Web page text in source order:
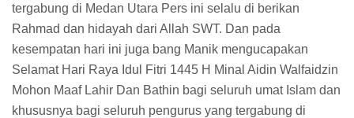
tergabung di Medan Utara Pers ini selalu di berikan
Rahmad dan hidayah dari Allah SWT. Dan pada
kesempatan hari ini juga bang Manik mengucapakan
Selamat Hari Raya Idul Fitri 1445 H Minal Aidin Walfaidzin
Mohon Maaf Lahir Dan Bathin bagi seluruh umat Islam dan
khususnya bagi seluruh pengurus yang tergabung di